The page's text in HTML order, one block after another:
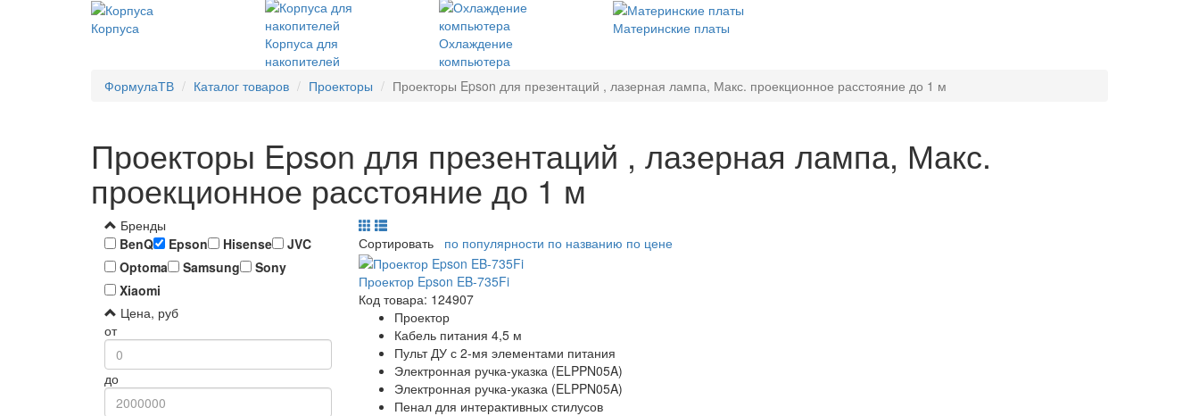
Корпуса
Корпуса для
накопителей
Охлаждение
компьютера
Материнские платы
ФормулаТВ Каталог товаров Проекторы Проекторы Epson для презентаций , лазерная лампа, Макс. проекционное расстояние до 1 м
Проекторы Epson для презентаций , лазерная лампа, Макс.
проекционное расстояние до 1 м
Бренды
BenQ
Epson Hisense
JVC
Optoma
Samsung
Sony
Xiaomi
Цена, руб
от
до
Сортировать по популярности по названию по цене
Проектор Epson EB-735Fi
Код товара: 124907
Проектор
Кабель питания 4,5 м
Пульт ДУ с 2-мя элементами питания
Электронная ручка-указка (ELPPN05A)
Электронная ручка-указка (ELPPN05A)
Пенал для интерактивных стилусов